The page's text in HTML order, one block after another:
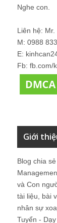
Nghe con.
Liên hệ:
M: 0988
E:
Fb: fb.com/
Giới
Blog chia
và Con
tài liệu, bài
nhân sự
Tuyển -